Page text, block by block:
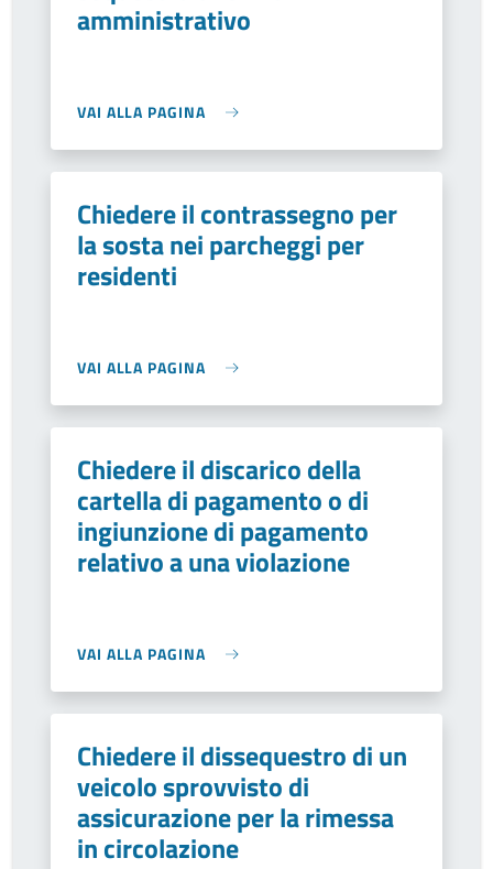
amministrativo
VAI ALLA PAGINA
Chiedere il contrassegno per
la sosta nei parcheggi per
residenti
VAI ALLA PAGINA
Chiedere il discarico della
cartella di pagamento o di
ingiunzione di pagamento
relativo a una violazione
VAI ALLA PAGINA
Chiedere il dissequestro di un
veicolo sprovvisto di
assicurazione per la rimessa
in circolazione